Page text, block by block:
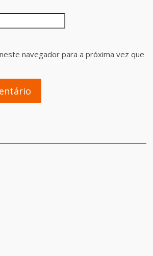
navegador para a próxima vez que